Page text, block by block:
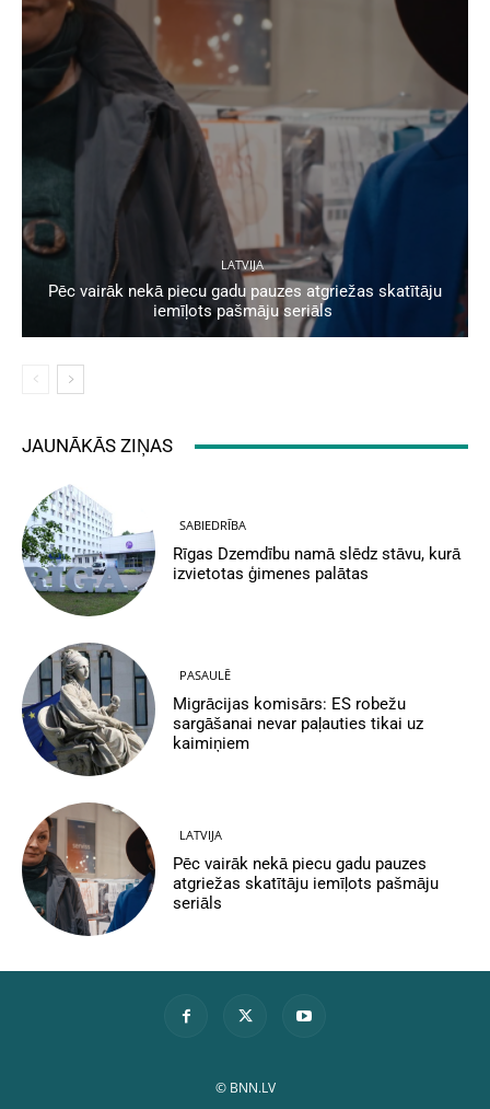
LATVIJA
Pēc vairāk nekā piecu gadu pauzes atgriežas skatītāju
iemīļots pašmāju seriāls
JAUNĀKĀS ZIŅAS
SABIEDRĪBA
Rīgas Dzemdību namā slēdz stāvu, kurā
izvietotas ģimenes palātas
PASAULĒ
Migrācijas komisārs: ES robežu
sargāšanai nevar paļauties tikai uz
kaimiņiem
LATVIJA
Pēc vairāk nekā piecu gadu pauzes
atgriežas skatītāju iemīļots pašmāju
seriāls
© BNN.LV